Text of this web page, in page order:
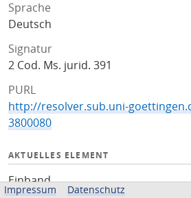
Sprache
Deutsch
Signatur
2 Cod. Ms. jurid. 391
PURL
http://resolver.sub.uni-
3800080
AKTUELLES ELEMENT
Einband
Impressum Datenschutz